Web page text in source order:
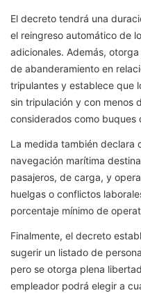
El decreto tendrá una
el reingreso automático de
adicionales. Además,
de abanderamiento en
tripulantes y establece que
sin tripulación y con menos
considerados como buques
La medida también declara
navegación marítima
pasajeros, de carga, y
huelgas o conflictos
porcentaje mínimo de
Finalmente, el decreto
sugerir un listado de
pero se otorga plena
empleador podrá elegir a